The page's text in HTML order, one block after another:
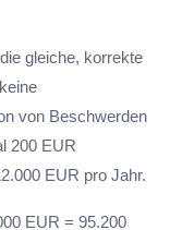
gleiche, korrekte
von Beschwerden
200 EUR
EUR pro Jahr.
EUR = 95.200